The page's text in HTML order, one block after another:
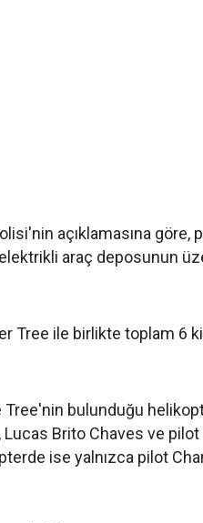
açıklamasına göre,
elektrikli araç deposunun
Tree ile birlikte toplam 6
bulunduğu
Lucas Brito Chaves ve
ise yalnızca pilot